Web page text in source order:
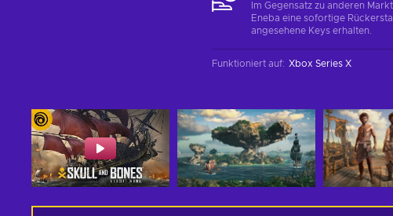
Im Gegensatz zu anderen
Eneba eine sofortige
angesehene Keys erhalten.
Funktioniert auf: Xbox Series X